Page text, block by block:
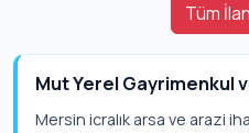
Tüm
Mut Yerel Gayrimenkul
Mersin icralık arsa ve arazi